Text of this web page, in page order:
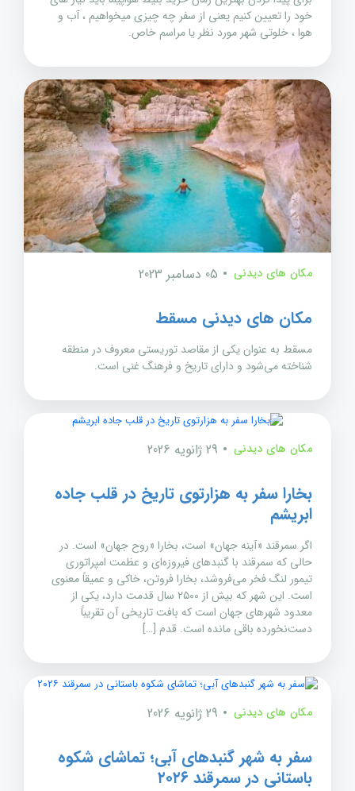
خود را تعیین کنیم یعنی از سفر چه چیزی میخواهیم ، آب و
هوا ، خلوتی شهر مورد نظر یا مراسم خاص.
مکان های دیدنی 05 دسامبر 2023
مکان های دیدنی مسقط
مسقط به عنوان یکی از مقاصد توریستی معروف در منطقه
شناخته می‌شود و دارای تاریخ و فرهنگ غنی است.
مکان های دیدنی 29 ژانویه 2026
بخارا سفر به هزارتوی تاریخ در قلب جاده
ابریشم
اگر سمرقند «آینه جهان» است، بخارا «روح جهان» است. در
حالی که سمرقند با گنبدهای فیروزه‌ای و عظمت امپراتوری
تیمور لنگ فخر می‌فروشد، بخارا فروتن، خاکی و عمیقاً معنوی
است. این شهر که بیش از ۲۵۰۰ سال قدمت دارد، یکی از
معدود شهرهای جهان است که بافت تاریخی آن تقریباً
دست‌نخورده باقی مانده است. قدم […]
مکان های دیدنی 29 ژانویه 2026
سفر به شهر گنبدهای آبی؛ تماشای شکوه
باستانی در سمرقند ۲۰۲۶